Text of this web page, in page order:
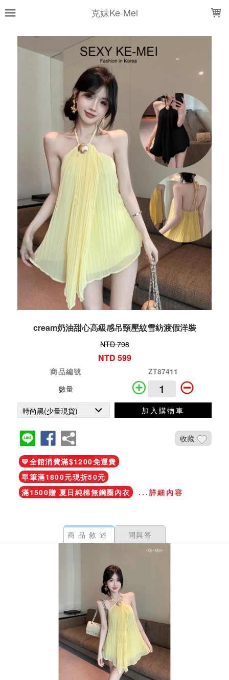
克妹Ke-Mei
cream奶油甜心高級感吊頸壓紋雪紡渡假洋裝
NTD 798
NTD 599
商品編號
ZT87411
數量
加入購物車
收藏
💛全館消費滿$1200免運費
單筆滿1800元現折50元
滿1500贈 夏日純棉無鋼圈內衣
...詳細內容
商品敘述 問與答